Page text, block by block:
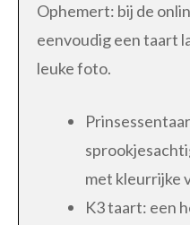
Ophemert: bij de
eenvoudig een taart
leuke foto.
met kleurrijke
K3 taart: een